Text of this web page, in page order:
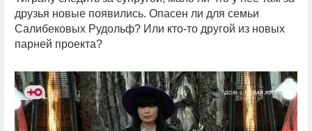
друзья новые появились. Опасен ли для семьи
Салибековых Рудольф? Или кто-то другой из новых
парней проекта?